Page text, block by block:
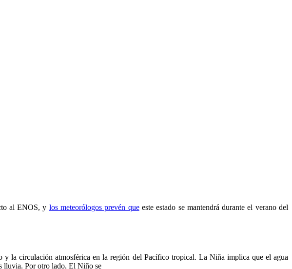
al ENOS, y los meteorólogos prevén queeste estado se mantendrá durante el verano del
la circulación atmosférica en la región del Pacífico tropical. La Niña implica que el agua
lluvia. Por otro lado, El Niño se